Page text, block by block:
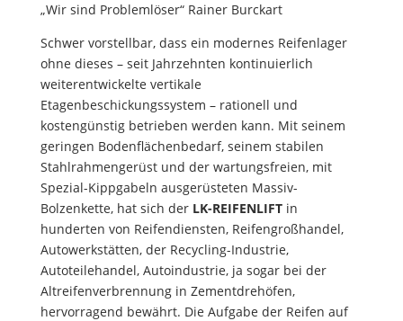
„Wir sind Problemlöser“ Rainer Burckart
Schwer vorstellbar, dass ein modernes Reifenlager
ohne dieses – seit Jahrzehnten kontinuierlich
weiterentwickelte vertikale
Etagenbeschickungssystem – rationell und
kostengünstig betrieben werden kann. Mit seinem
geringen Bodenflächenbedarf, seinem stabilen
Stahlrahmengerüst und der wartungsfreien, mit
Spezial-Kippgabeln ausgerüsteten Massiv-
Bolzenkette, hat sich der LK-REIFENLIFT in
hunderten von Reifendiensten, Reifengroßhandel,
Autowerkstätten, der Recycling-Industrie,
Autoteilehandel, Autoindustrie, ja sogar bei der
Altreifenverbrennung in Zementdrehöfen,
hervorragend bewährt. Die Aufgabe der Reifen auf